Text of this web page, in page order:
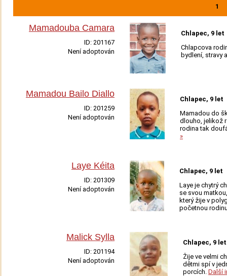
1
Mamadouba Camara
ID: 201167
Není adoptován
Chlapec, 9 let
Chlapcova
bydlení, stravy
Mamadou Bailo Diallo
ID: 201259
Není adoptován
Chlapec, 9 let
Mamadou do
dlouho, jelikož
rodina tak
»
Laye Kéita
ID: 201309
Není adoptován
Chlapec, 9 let
Laye je chytrý
se svou
který žije v
početnou
Malick Sylla
ID: 201194
Není adoptován
Chlapec, 9 let
Žije ve velmi
dětmi spí v
porcích. Další